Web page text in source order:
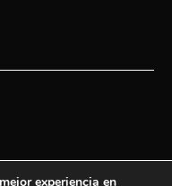
experiencia en